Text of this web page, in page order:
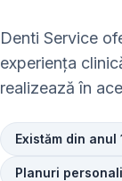
Denti Service
experiența
realizează în
Existăm din anul
Planuri